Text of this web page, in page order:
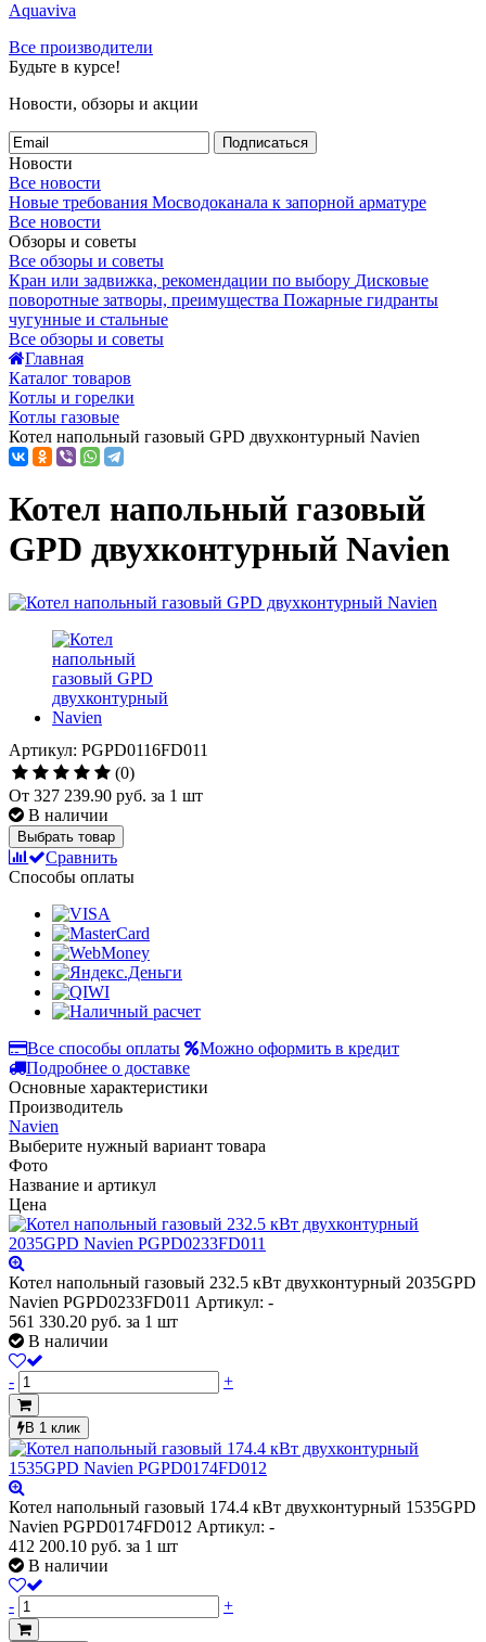
Aquaviva
Все производители
Будьте в курсе!
Новости, обзоры и акции
Подписаться
Новости
Все новости
Новые требования Мосводоканала к запорной арматуре
Все новости
Обзоры и советы
Все обзоры и советы
Кран или задвижка, рекомендации по выбору Дисковые
поворотные затворы, преимущества Пожарные гидранты
чугунные и стальные
Все обзоры и советы
Главная
Каталог товаров
Котлы и горелки
Котлы газовые
Котел напольный газовый GPD двухконтурный Navien
Котел напольный газовый
GPD двухконтурный Navien
Артикул: PGPD0116FD011
(0)
От 327 239.90 руб. за 1 шт
В наличии
Выбрать товар
Сравнить
Способы оплаты
Все способы оплаты
Можно оформить в кредит
Подробнее о доставке
Основные характеристики
Производитель
Navien
Выберите нужный вариант товара
Фото
Название и артикул
Цена
Котел напольный газовый 232.5 кВт двухконтурный 2035GPD
Navien PGPD0233FD011 Артикул: -
561 330.20 руб. за 1 шт
В наличии
- +
В 1 клик
Котел напольный газовый 174.4 кВт двухконтурный 1535GPD
Navien PGPD0174FD012 Артикул: -
412 200.10 руб. за 1 шт
В наличии
- +